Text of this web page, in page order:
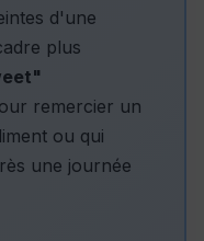
d'une
plus
remercier un
ou qui
une journée